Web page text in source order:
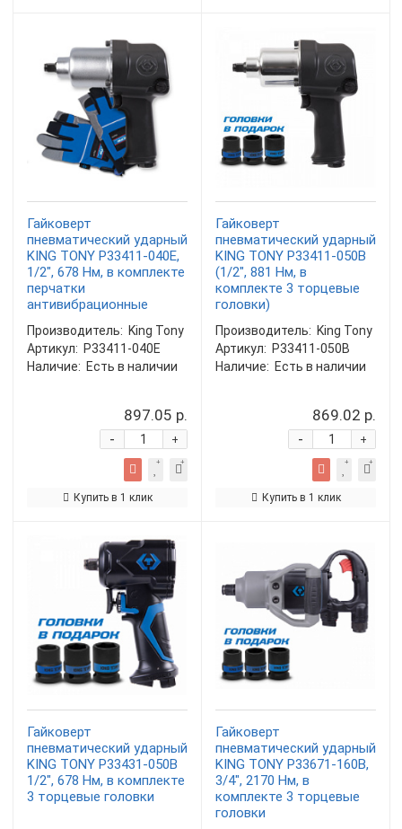
Гайковерт
пневматический ударный
KING TONY P33411-040E,
1/2", 678 Нм, в комплекте
перчатки
антивибрационные
Производитель: King Tony
Артикул: P33411-040E
Наличие: Есть в наличии
897.05 р.
+
-
Купить в 1 клик
Гайковерт
пневматический ударный
KING TONY P33411-050B
(1/2", 881 Нм, в
комплекте 3 торцевые
головки)
Производитель: King Tony
Артикул: P33411-050B
Наличие: Есть в наличии
869.02 р.
+
-
Купить в 1 клик
Гайковерт
пневматический ударный
KING TONY P33431-050B
1/2", 678 Нм, в комплекте
3 торцевые головки
Гайковерт
пневматический ударный
KING TONY P33671-160B,
3/4", 2170 Нм, в
комплекте 3 торцевые
головки